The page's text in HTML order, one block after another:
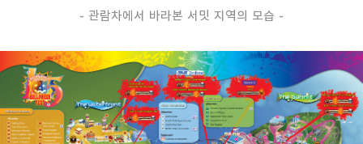
- 관람차에서 바라본 서밋 지역의 모습 -